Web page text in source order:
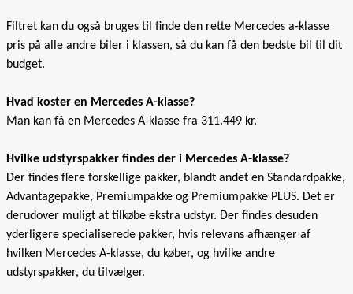
Filtret kan du også bruges til finde den rette Mercedes a-klasse
pris på alle andre biler i klassen, så du kan få den bedste bil til dit
budget.
Hvad koster en Mercedes A-klasse?
Man kan få en Mercedes A-klasse fra 311.449 kr.
Hvilke udstyrspakker findes der i Mercedes A-klasse?
Der findes flere forskellige pakker, blandt andet en Standardpakke,
Advantagepakke, Premiumpakke og Premiumpakke PLUS. Det er
derudover muligt at tilkøbe ekstra udstyr. Der findes desuden
yderligere specialiserede pakker, hvis relevans afhænger af
hvilken Mercedes A-klasse, du køber, og hvilke andre
udstyrspakker, du tilvælger.